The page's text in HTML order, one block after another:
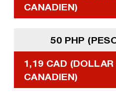
CANADIEN)
50 PHP
1,19 CAD (DOLLAR
CANADIEN)